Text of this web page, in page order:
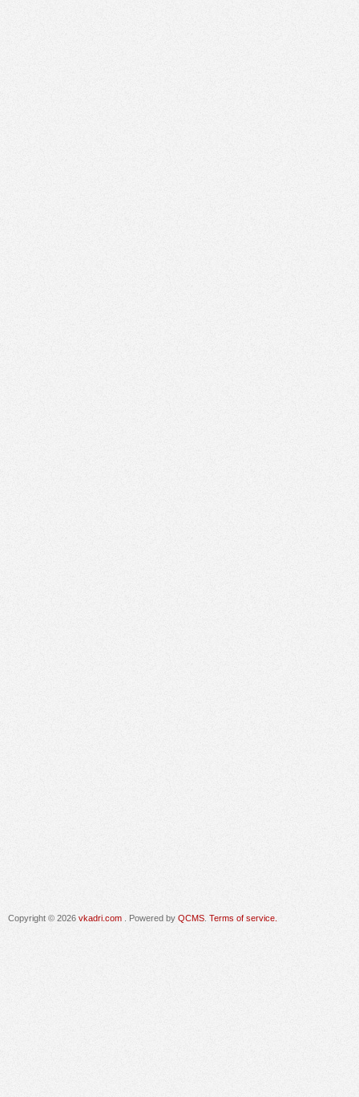
Copyright © 2026 vkadri.com . Powered by QCMS Terms of service.